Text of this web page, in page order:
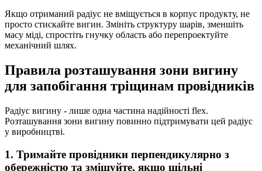
Якщо отриманий радіус не вміщується в корпус продукту, не
просто стискайте вигин. Змініть структуру шарів, зменшіть
масу міді, спростіть гнучку область або перепроектуйте
механічний шлях.
Правила розташування зони вигину
для запобігання тріщинам провідників
Радіус вигину - лише одна частина надійності flex.
Розташування зони вигину повинно підтримувати цей радіус
у виробництві.
1. Тримайте провідники перпендикулярно з
обережністю та зміщуйте, якщо щільні